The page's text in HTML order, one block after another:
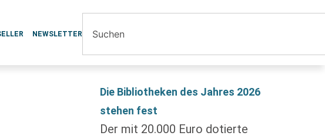
NEWSLETTER
Die Bibliotheken des Jahres 2026
stehen fest
Der mit 20.000 Euro dotierte